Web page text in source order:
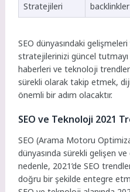
Stratejileri
SEO dünyasındaki
stratejilerinizi güncel tutmayı
haberleri ve teknoloji
sürekli olarak takip etmek,
önemli bir adım olacaktır.
SEO ve Teknoloji 2021
SEO (Arama Motoru
dünyasında sürekli gelişen
nedenle, 2021’de SEO
doğru bir şekilde entegre